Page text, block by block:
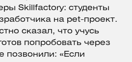
Skillfactory: студенты
на pet-проект.
сказал, что учусь
попробовать через
позвонили: «Если